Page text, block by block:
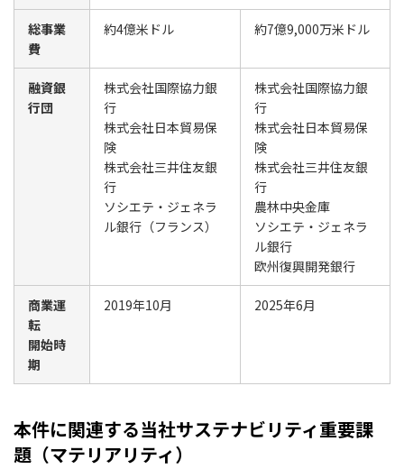
総事業
費
約4億米ドル 約7億9,000万米ドル
融資銀
行団
株式会社国際協力銀
行
株式会社日本貿易保
険
株式会社三井住友銀
行
ソシエテ・ジェネラ
ル銀行（フランス）
株式会社国際協力銀
行
株式会社日本貿易保
険
株式会社三井住友銀
行
農林中央金庫
ソシエテ・ジェネラ
ル銀行
欧州復興開発銀行
商業運
転
開始時
期
2019年10月 2025年6月
本件に関連する当社サステナビリティ重要課
題（マテリアリティ）